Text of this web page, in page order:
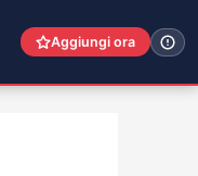
Aggiungi ora